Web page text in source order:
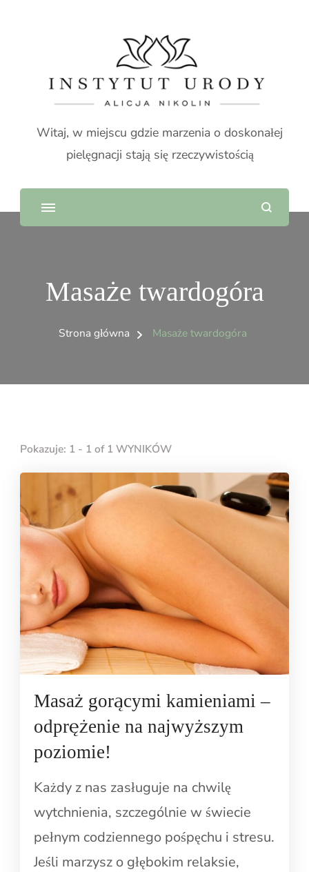
Witaj, w miejscu gdzie marzenia o doskonałej
pielęgnacji stają się rzeczywistością
Masaże twardogóra
Strona główna Masaże twardogóra
Pokazuje: 1 - 1 of 1 WYNIKÓW
Masaż gorącymi kamieniami –
odprężenie na najwyższym
poziomie!
Każdy z nas zasługuje na chwilę
wytchnienia, szczególnie w świecie
pełnym codziennego pośpęchu i stresu.
Jeśli marzysz o głębokim relaksie,